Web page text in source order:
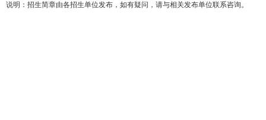
说明：招生简章由各招生单位发布，如有疑问，请与相关发布单位联系咨询。